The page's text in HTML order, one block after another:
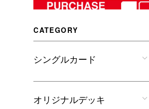
CATEGORY
シングルカード
オリジナルデッキ